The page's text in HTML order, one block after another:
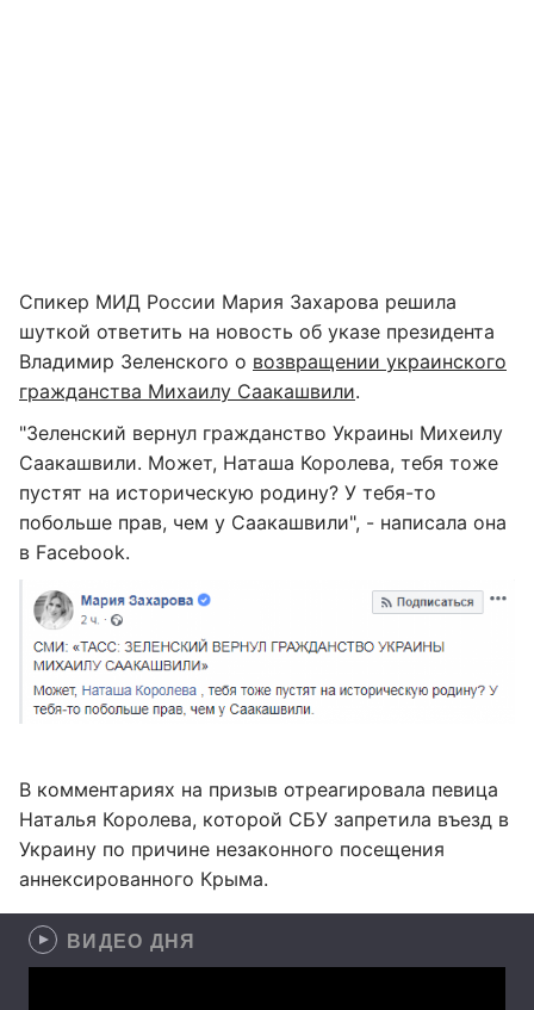
Спикер МИД России Мария Захарова решила
шуткой ответить на новость об указе президента
Владимир Зеленского о возвращении украинского
гражданства Михаилу Саакашвили.
"Зеленский вернул гражданство Украины Михеилу
Саакашвили. Может, Наташа Королева, тебя тоже
пустят на историческую родину? У тебя-то
побольше прав, чем у Саакашвили", - написала она
в Facebook.
В комментариях на призыв отреагировала певица
Наталья Королева, которой СБУ запретила въезд в
Украину по причине незаконного посещения
аннексированного Крыма.
ВИДЕО ДНЯ